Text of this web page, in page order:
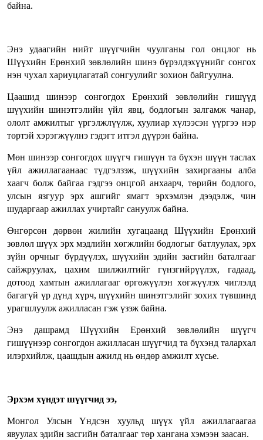
байна.
Энэ удаагийн нийт шүүгчийн чуулганы гол онцлог нь
Шүүхийн Ерөнхий зөвлөлийн шинэ бүрэлдэхүүнийг сонгох
нэн чухал хариуцлагатай сонгуулийг зохион байгуулна.
Цаашид шинээр сонгогдох Ерөнхий зөвлөлийн гишүүд
шүүхийн шинэтгэлийн үйл явц, бодлогын залгамж чанар,
ололт амжилтыг үргэлжлүүлж, хуулиар хүлээсэн үүргээ нэр
төртэй хэрэгжүүлнэ гэдэгт итгэл дүүрэн байна.
Мөн шинээр сонгогдох шүүгч гишүүн та бүхэн шүүн таслах
үйл ажиллагаанаас түдгэлзэж, шүүхийн захиргааны алба
хаагч болж байгаа гэдгээ онцгой анхаарч, төрийн бодлого,
улсын язгуур эрх ашгийг ямагт эрхэмлэн дээдэлж, чин
шударгаар ажиллах учиртайг сануулж байна.
Өнгөрсөн дөрвөн жилийн хугацаанд Шүүхийн Ерөнхий
зөвлөл шүүх эрх мэдлийн хөгжлийн бодлогыг батлуулах, эрх
зүйн орчныг бүрдүүлэх, шүүхийн эдийн засгийн баталгааг
сайжруулах, цахим шилжилтийг гүнзгийрүүлэх, гадаад,
дотоод хамтын ажиллагааг өргөжүүлэн хөгжүүлэх чиглэлд
багагүй үр дүнд хүрч, шүүхийн шинэтгэлийг зохих түвшинд
урагшлуулж ажилласан гэж үзэж байна.
Энэ дашрамд Шүүхийн Ерөнхий зөвлөлийн шүүгч
гишүүнээр сонгогдон ажилласан шүүгчид та бүхэнд талархал
илэрхийлж, цаашдын ажилд нь өндөр амжилт хүсье.
Эрхэм хүндэт шүүгчид ээ,
Монгол Улсын Үндсэн хуульд шүүх үйл ажиллагаагаа
явуулах эдийн засгийн баталгааг төр хангана хэмээн заасан.